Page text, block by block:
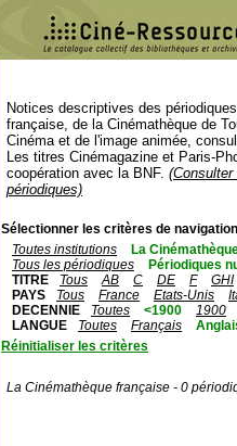
Notices descriptives des
française, de la Cinémathèque de
Cinéma et de l'image animée,
Les titres Cinémagazine et Paris-
coopération avec la BNF.
périodiques)
Sélectionner les critères de
Toutes institutions
La
Tous les périodiques
Périodiques
TITRE
Tous AB C DE F
GHI
PAYS
Tous France Etats-Unis
DECENNIE
Toutes <1900
1900
LANGUE
Toutes Français
Réinitialiser les critères
La Cinémathèque française - 0